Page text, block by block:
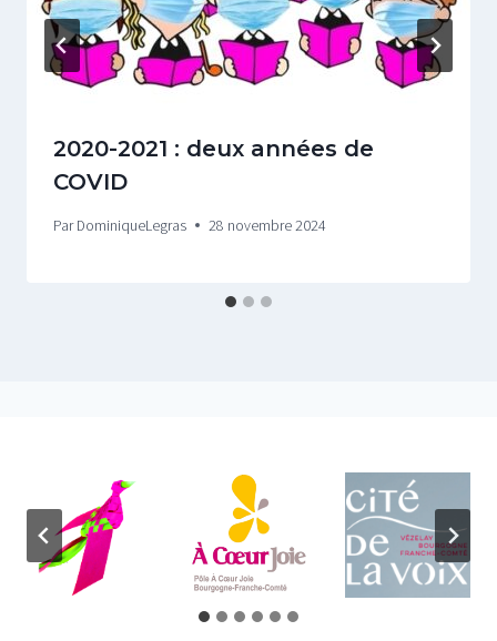
2020-2021 : deux années de
COVID
Par DominiqueLegras 28 novembre 2024